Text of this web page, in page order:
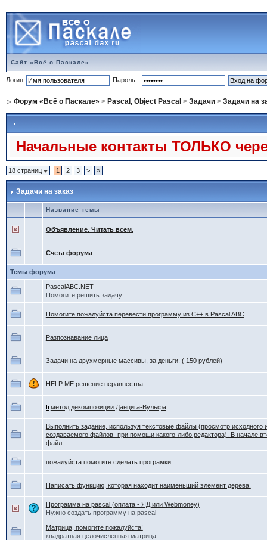
Сайт «Всё о Паскале»
Логин Пароль:
Форум «Всё о Паскале» > Pascal, Object Pascal > Задачи> Задачи на
Начальные контакты ТОЛЬКО
18 страниц 1 2 3 > »
Задачи на заказ
Название темы
Объявление. Читать всем.
Счета форума
Темы форума
PascalАВС.NET
Помогите решить задачу
Помогите пожалуйста перевести программу из С++ в Pascal ABC
Разпознавание лица
Задачи на двухмерные массивы, за деньги. ( 150 рублей)
HELP ME решение неравнества
метод декомпозиции Данцига-Вульфа
Выполнить задание, используя текстовые файлы (просмотр исходного
создаваемого файлов- при помощи какого-либо редактора). В начале
файл
пожалуйста помогите сделать програмки
Написать функцию, которая находит наименьший элемент дерева.
Программа на pascal (оплата - ЯД или Webmoney)
Нужно создать программу на pascal
Матрица, помогите пожалуйста!
квадратная целочисленная матрица